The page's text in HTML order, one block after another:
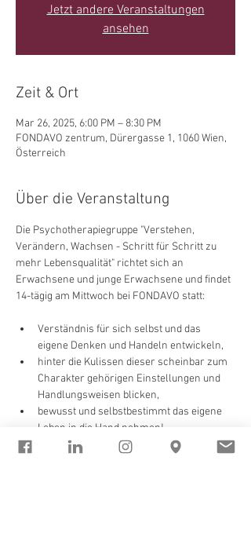
Jetzt andere Veranstaltungen
ansehen
Zeit & Ort
Mar 26, 2025, 6:00 PM – 8:30 PM
FONDAVO zentrum, Dürergasse 1, 1060 Wien,
Österreich
Über die Veranstaltung
Die Psychotherapiegruppe "Verstehen,
Verändern, Wachsen - Schritt für Schritt zu
mehr Lebensqualität" richtet sich an
Erwachsene und junge Erwachsene und findet
14-tägig am Mittwoch bei FONDAVO statt:
Verständnis für sich selbst und das
eigene Denken und Handeln entwickeln,
hinter die Kulissen dieser scheinbar zum
Charakter gehörigen Einstellungen und
Handlungsweisen blicken,
bewusst und selbstbestimmt das eigene
Leben in die Hand nehmen!